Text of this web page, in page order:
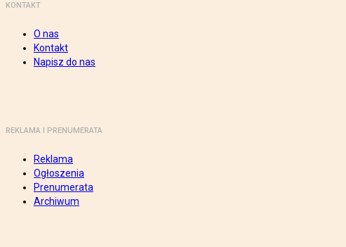
KONTAKT
O nas
Kontakt
Napisz do nas
REKLAMA I PRENUMERATA
Reklama
Ogłoszenia
Prenumerata
Archiwum